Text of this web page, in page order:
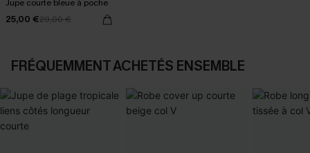
Jupe courte bleue à poche
25,00 €29,00 €
FRÉQUEMMENT ACHETÉS ENSEMBLE